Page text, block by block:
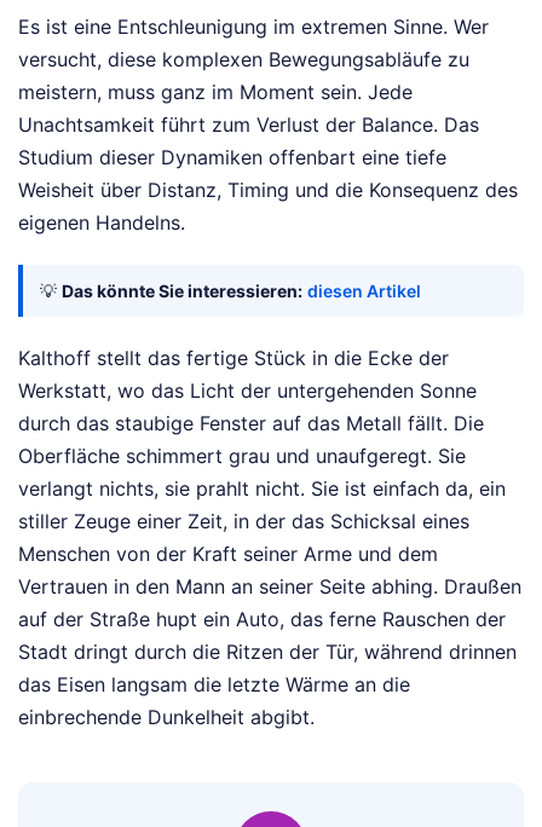
Es ist eine Entschleunigung im extremen Sinne. Wer
versucht, diese komplexen Bewegungsabläufe zu
meistern, muss ganz im Moment sein. Jede
Unachtsamkeit führt zum Verlust der Balance. Das
Studium dieser Dynamiken offenbart eine tiefe
Weisheit über Distanz, Timing und die Konsequenz des
eigenen Handelns.
💡 Das könnte Sie interessieren: diesen Artikel
Kalthoff stellt das fertige Stück in die Ecke der
Werkstatt, wo das Licht der untergehenden Sonne
durch das staubige Fenster auf das Metall fällt. Die
Oberfläche schimmert grau und unaufgeregt. Sie
verlangt nichts, sie prahlt nicht. Sie ist einfach da, ein
stiller Zeuge einer Zeit, in der das Schicksal eines
Menschen von der Kraft seiner Arme und dem
Vertrauen in den Mann an seiner Seite abhing. Draußen
auf der Straße hupt ein Auto, das ferne Rauschen der
Stadt dringt durch die Ritzen der Tür, während drinnen
das Eisen langsam die letzte Wärme an die
einbrechende Dunkelheit abgibt.